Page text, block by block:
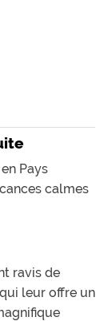
Pays
calmes
ravis de
leur offre un